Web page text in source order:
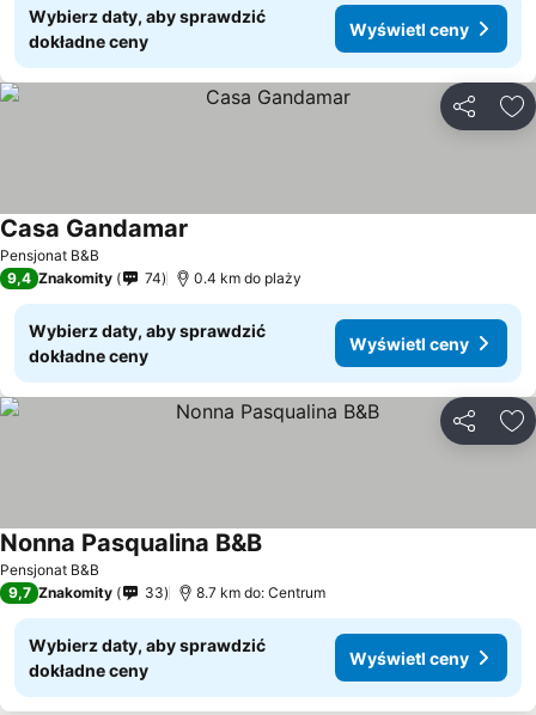
Wybierz daty, aby sprawdzić
dokładne ceny
Wyświetl ceny
Pensjonat B&B
Casa Gandamar
9,4 Znakomity 74 0.4 km do plaży
Wybierz daty, aby sprawdzić
dokładne ceny
Wyświetl ceny
Pensjonat B&B
Nonna Pasqualina B&B
9,7 Znakomity 33 8.7 km do: Centrum
Wybierz daty, aby sprawdzić
dokładne ceny
Wyświetl ceny